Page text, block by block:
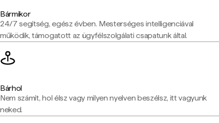
Bármikor
24/7 segítség, egész évben. Mesterséges intelligenciával
működik, támogatott az ügyfélszolgálati csapatunk által.
Bárhol
Nem számít, hol élsz vagy milyen nyelven beszélsz, itt vagyunk
neked.